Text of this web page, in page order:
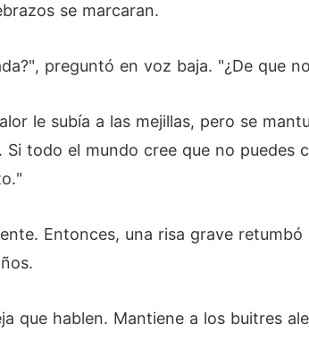
se marcaran.
preguntó en voz baja. "¿De que
le subía a las mejillas, pero se
Si todo el mundo cree que no puedes
Entonces, una risa grave
que hablen. Mantiene a los buitres